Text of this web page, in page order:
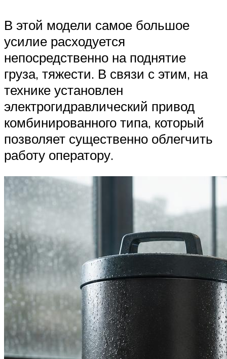
В этой модели самое большое
усилие расходуется
непосредственно на поднятие
груза, тяжести. В связи с этим, на
технике установлен
электрогидравлический привод
комбинированного типа, который
позволяет существенно облегчить
работу оператору.